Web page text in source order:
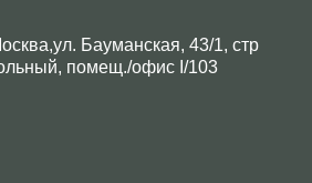
Бауманская, 43/1, стр
помещ./офис I/103